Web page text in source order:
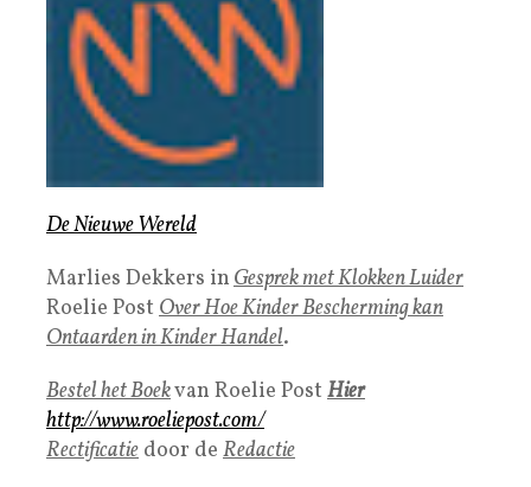
De Nieuwe Wereld
Marlies Dekkers inGesprek met Klokken Luider
Roelie Post Over Hoe Kinder Bescherming kan
Ontaarden in Kinder Handel.
Bestel het Boekvan Roelie Post Hier
http://www.roeliepost.com/
Rectificatie door de Redactie